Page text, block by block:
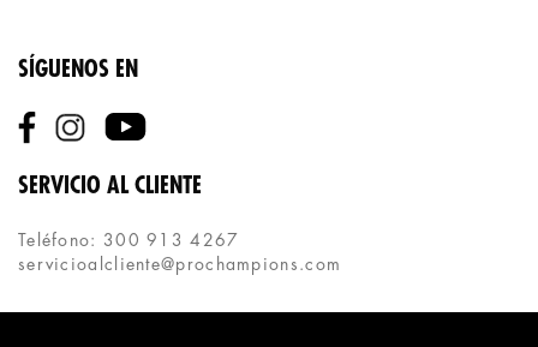
SÍGUENOS EN
SERVICIO AL CLIENTE
Teléfono: 300 913 4267
servicioalcliente@prochampions.com